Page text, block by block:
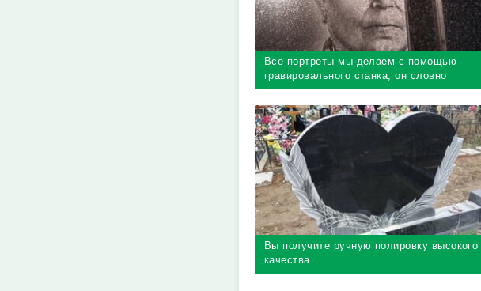
Все портреты мы делаем с помощью
гравировального станка, он словно
матричный принтер обеспечивает 100%
точность
Вы получите ручную полировку высокого
качества